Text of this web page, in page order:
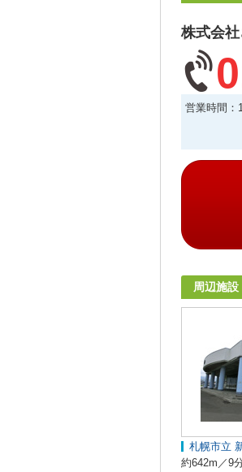
株式会
営業時間：
周辺施設
札幌市立
約642m／9